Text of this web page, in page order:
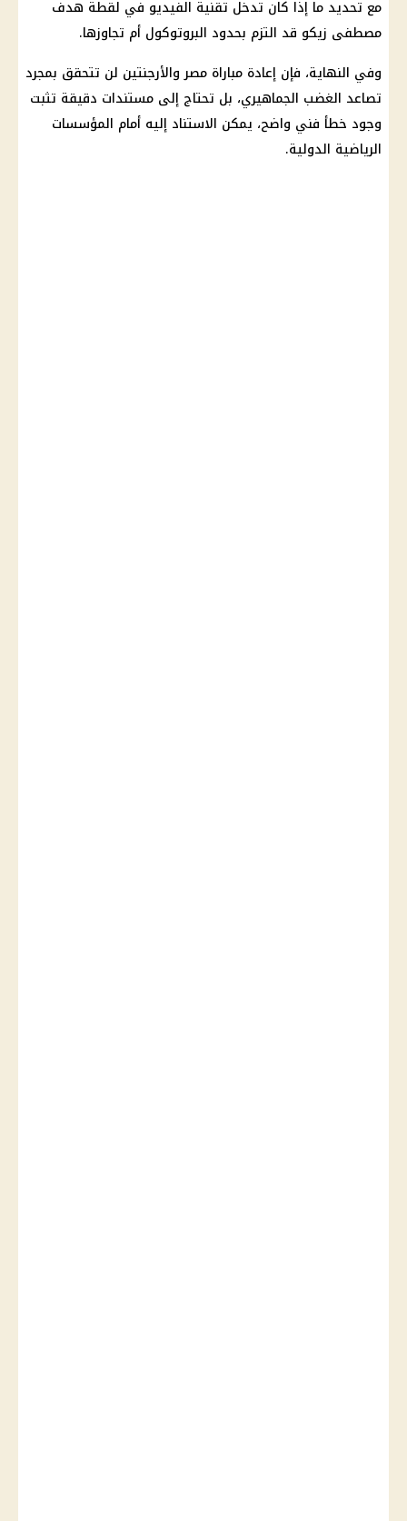
مع تحديد ما إذا كان تدخل تقنية الفيديو في لقطة هدف
مصطفى زيكو قد التزم بحدود البروتوكول أم تجاوزها.
وفي النهاية، فإن إعادة مباراة مصر والأرجنتين لن تتحقق بمجرد
تصاعد الغضب الجماهيري، بل تحتاج إلى مستندات دقيقة تثبت
وجود خطأ فني واضح، يمكن الاستناد إليه أمام المؤسسات
الرياضية الدولية.